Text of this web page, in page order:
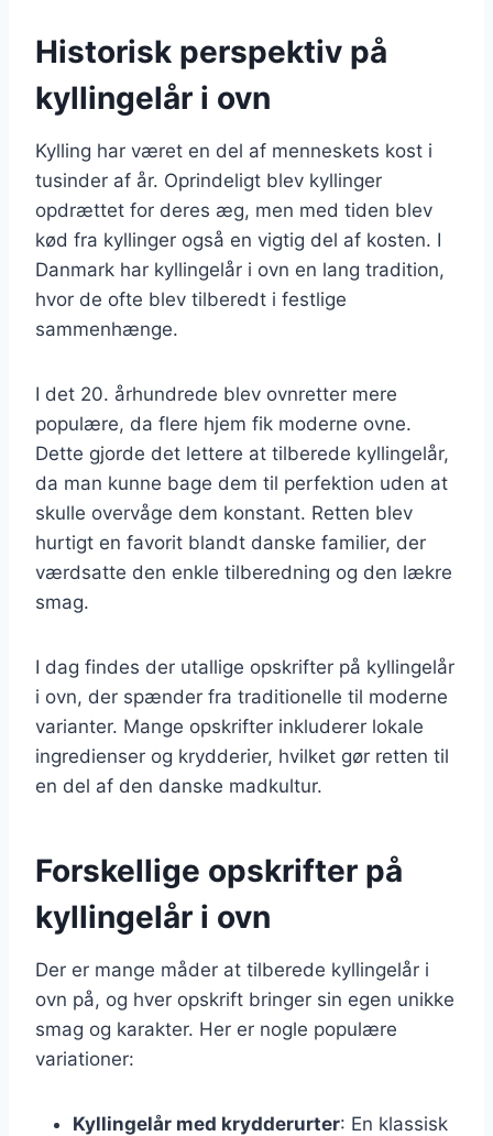
Historisk perspektiv på
kyllingelår i ovn
Kylling har været en del af menneskets kost i
tusinder af år. Oprindeligt blev kyllinger
opdrættet for deres æg, men med tiden blev
kød fra kyllinger også en vigtig del af kosten. I
Danmark har kyllingelår i ovn en lang tradition,
hvor de ofte blev tilberedt i festlige
sammenhænge.
I det 20. århundrede blev ovnretter mere
populære, da flere hjem fik moderne ovne.
Dette gjorde det lettere at tilberede kyllingelår,
da man kunne bage dem til perfektion uden at
skulle overvåge dem konstant. Retten blev
hurtigt en favorit blandt danske familier, der
værdsatte den enkle tilberedning og den lækre
smag.
I dag findes der utallige opskrifter på kyllingelår
i ovn, der spænder fra traditionelle til moderne
varianter. Mange opskrifter inkluderer lokale
ingredienser og krydderier, hvilket gør retten til
en del af den danske madkultur.
Forskellige opskrifter på
kyllingelår i ovn
Der er mange måder at tilberede kyllingelår i
ovn på, og hver opskrift bringer sin egen unikke
smag og karakter. Her er nogle populære
variationer:
Kyllingelår med krydderurter: En klassisk